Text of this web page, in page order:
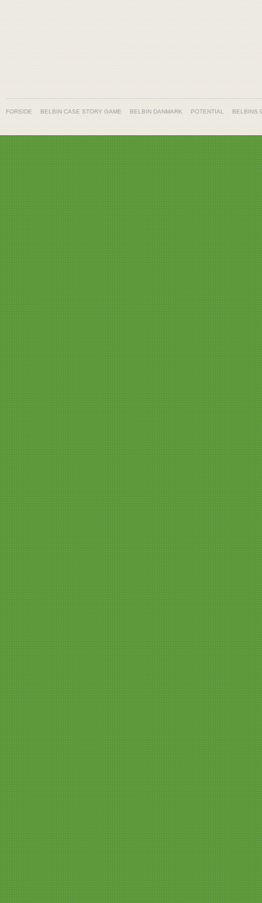
FORSIDE BELBIN CASE STORY GAME BELBIN DANMARK POTENTIAL BELBINS